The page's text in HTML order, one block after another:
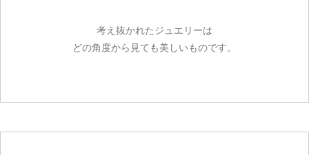
考え抜かれたジュエリーは
どの角度から見ても美しいものです。